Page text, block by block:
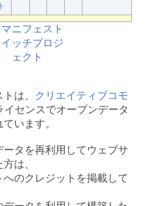
ト
は、
クリエイティブコモ
イセンスでオープンデータ
います。
ータを再利用してウェブサ
は、
のクレジットを掲載して